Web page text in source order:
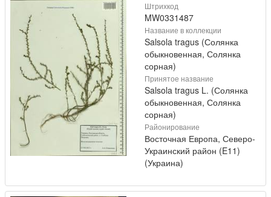
Штрихкод
MW0331487
Название в коллекции
Salsola tragus (Солянка
обыкновенная, Солянка
сорная)
Принятое название
Salsola tragus L. (Солянка
обыкновенная, Солянка
сорная)
Районирование
Восточная Европа, Северо-
Украинский район (E11)
(Украина)